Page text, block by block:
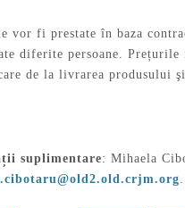
vor fi prestate în baza
diferite persoane.
de la livrarea produsului
suplimentare: Mihaela